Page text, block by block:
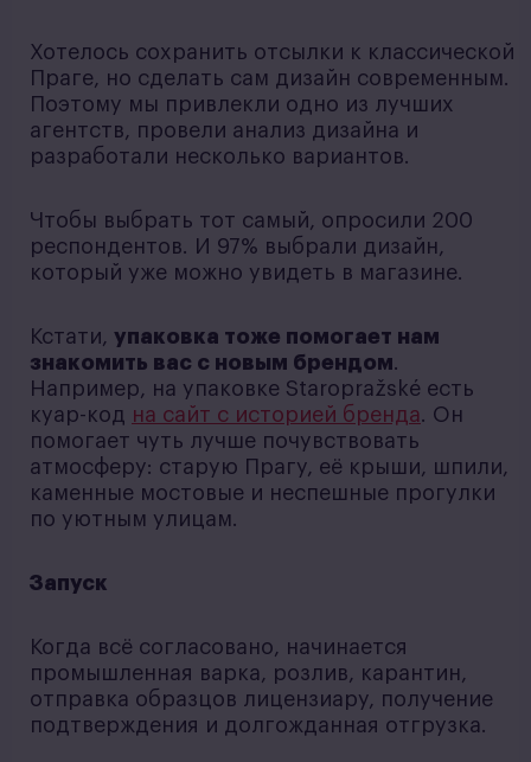
Хотелось сохранить отсылки к классической
Праге, но сделать сам дизайн современным.
Поэтому мы привлекли одно из лучших
агентств, провели анализ дизайна и
разработали несколько вариантов.
Чтобы выбрать тот самый, опросили 200
респондентов. И 97% выбрали дизайн,
который уже можно увидеть в магазине.
Кстати, упаковка тоже помогает нам
знакомить вас с новым брендом.
Например, на упаковке Staropražské есть
куар-код на сайт с историей бренда. Он
помогает чуть лучше почувствовать
атмосферу: старую Прагу, её крыши, шпили,
каменные мостовые и неспешные прогулки
по уютным улицам.
Запуск
Когда всё согласовано, начинается
промышленная варка, розлив, карантин,
отправка образцов лицензиару, получение
подтверждения и долгожданная отгрузка.